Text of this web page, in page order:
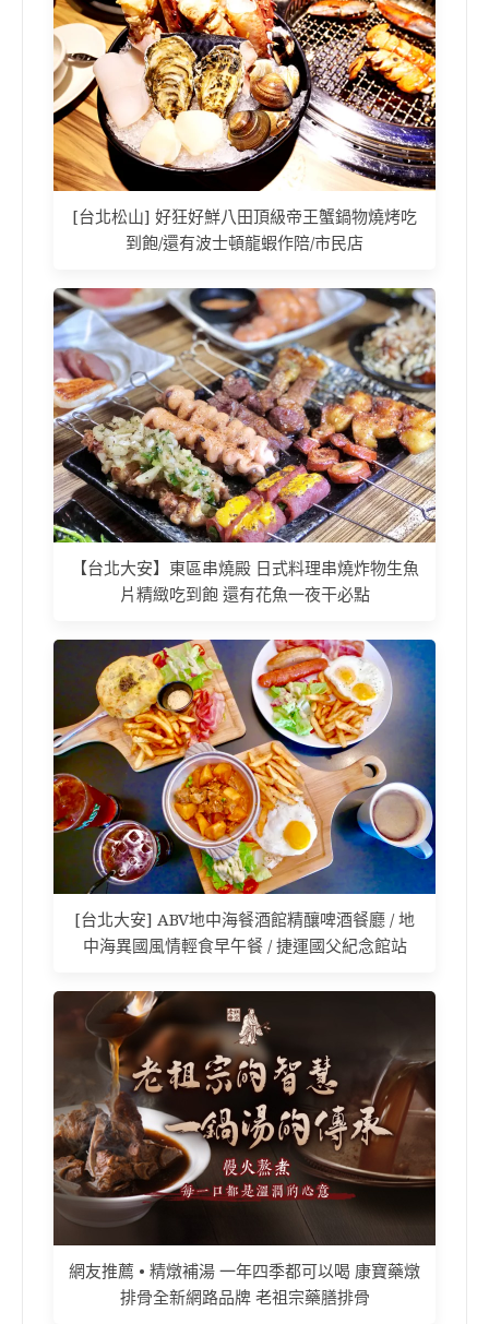
[台北松山] 好狂好鮮八田頂級帝王蟹鍋物燒烤吃
到飽/還有波士頓龍蝦作陪/市民店
【台北大安】東區串燒殿 日式料理串燒炸物生魚
片精緻吃到飽 還有花魚一夜干必點
[台北大安] ABV地中海餐酒館精釀啤酒餐廳 / 地
中海異國風情輕食早午餐 / 捷運國父紀念館站
網友推薦 • 精燉補湯 一年四季都可以喝 康寶藥燉
排骨全新網路品牌 老祖宗藥膳排骨